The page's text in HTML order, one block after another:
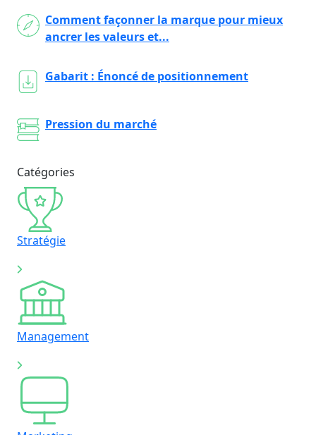
Comment façonner la marque pour mieux
ancrer les valeurs et...
Gabarit : Énoncé de positionnement
Pression du marché
Catégories
Stratégie
Management